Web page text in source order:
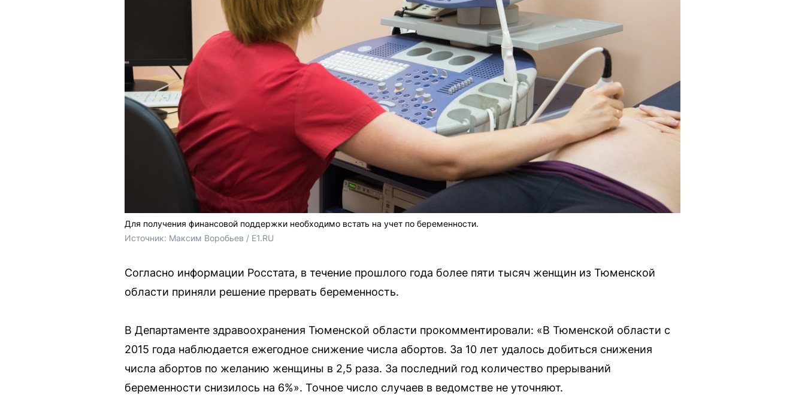
Для получения финансовой поддержки необходимо встать на учет по беременности.
Источник: Максим Воробьев / E1.RU
Согласно информации Росстата, в течение прошлого года более пяти тысяч женщин из Тюменской
области приняли решение прервать беременность.
В Департаменте здравоохранения Тюменской области прокомментировали: «В Тюменской области с
2015 года наблюдается ежегодное снижение числа абортов. За 10 лет удалось добиться снижения
числа абортов по желанию женщины в 2,5 раза. За последний год количество прерываний
беременности снизилось на 6%». Точное число случаев в ведомстве не уточняют.